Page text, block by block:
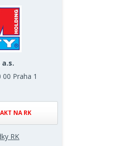
Praha 1
NA RK
RK